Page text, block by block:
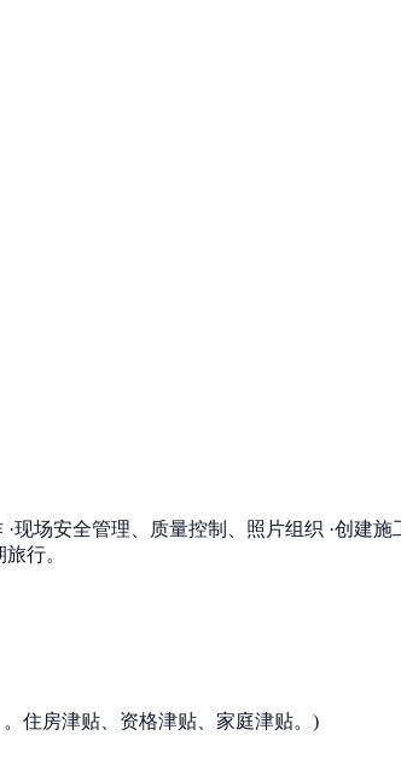
场安全管理、质量控制、照片组织 ·创建施
行。
住房津贴、资格津贴、家庭津贴。 )